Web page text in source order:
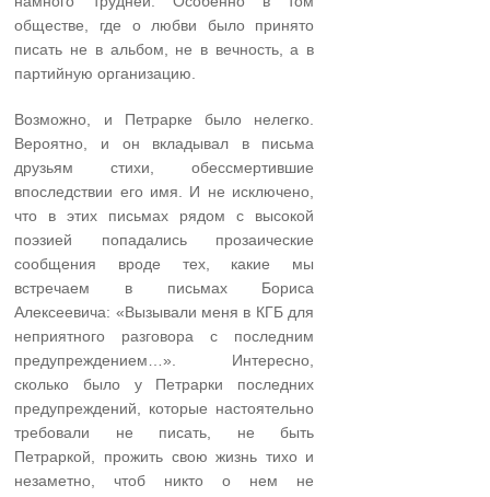
обществе, где о любви было принято
писать не в альбом, не в вечность, а в
партийную организацию.
Возможно, и Петрарке было нелегко.
Вероятно, и он вкладывал в письма
друзьям стихи, обессмертившие
впоследствии его имя. И не исключено,
что в этих письмах рядом с высокой
поэзией попадались прозаические
сообщения вроде тех, какие мы
встречаем в письмах Бориса
Алексеевича: «Вызывали меня в КГБ для
неприятного разговора с последним
предупреждением…». Интересно,
сколько было у Петрарки последних
предупреждений, которые настоятельно
требовали не писать, не быть
Петраркой, прожить свою жизнь тихо и
незаметно, чтоб никто о нем не